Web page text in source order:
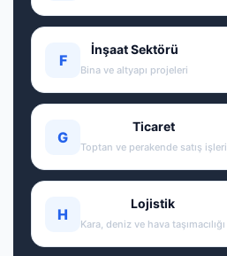
F
İnşaat Sektörü
Bina ve altyapı projeleri
G
Ticaret
Toptan ve perakende satış işleri
H
Lojistik
Kara, deniz ve hava taşımacılığı